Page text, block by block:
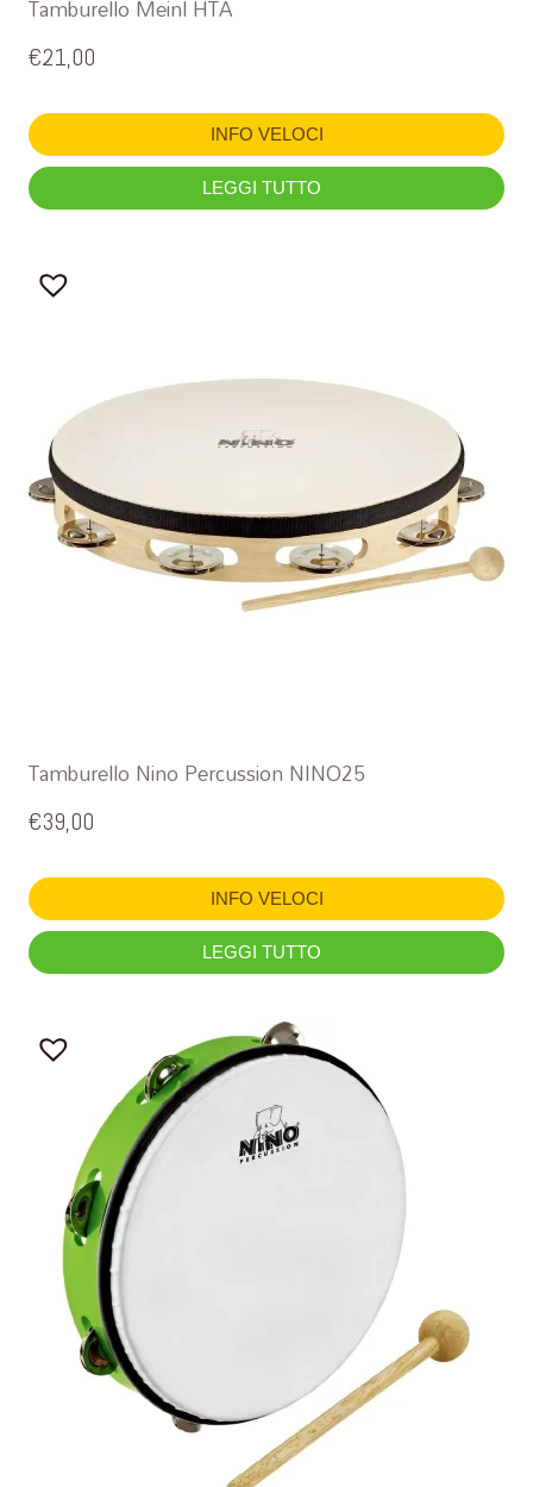
Tamburello Meinl HTA
€21,00
INFO VELOCI
LEGGI TUTTO
Tamburello Nino Percussion NINO25
€39,00
INFO VELOCI
LEGGI TUTTO